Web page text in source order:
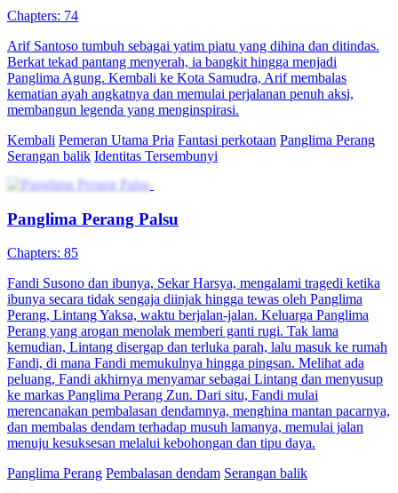
Chapters: 74
Arif Santoso tumbuh sebagai yatim piatu yang dihina dan ditindas.
Berkat tekad pantang menyerah, ia bangkit hingga menjadi
Panglima Agung. Kembali ke Kota Samudra, Arif membalas
kematian ayah angkatnya dan memulai perjalanan penuh aksi,
membangun legenda yang menginspirasi.
Kembali Pemeran Utama Pria Fantasi perkotaan Panglima Perang
Serangan balik Identitas Tersembunyi
Panglima Perang Palsu
Chapters: 85
Fandi Susono dan ibunya, Sekar Harsya, mengalami tragedi ketika
ibunya secara tidak sengaja diinjak hingga tewas oleh Panglima
Perang, Lintang Yaksa, waktu berjalan-jalan. Keluarga Panglima
Perang yang arogan menolak memberi ganti rugi. Tak lama
kemudian, Lintang disergap dan terluka parah, lalu masuk ke rumah
Fandi, di mana Fandi memukulnya hingga pingsan. Melihat ada
peluang, Fandi akhirnya menyamar sebagai Lintang dan menyusup
ke markas Panglima Perang Zun. Dari situ, Fandi mulai
merencanakan pembalasan dendamnya, menghina mantan pacarnya,
dan membalas dendam terhadap musuh lamanya, memulai jalan
menuju kesuksesan melalui kebohongan dan tipu daya.
Panglima Perang Pembalasan dendam Serangan balik